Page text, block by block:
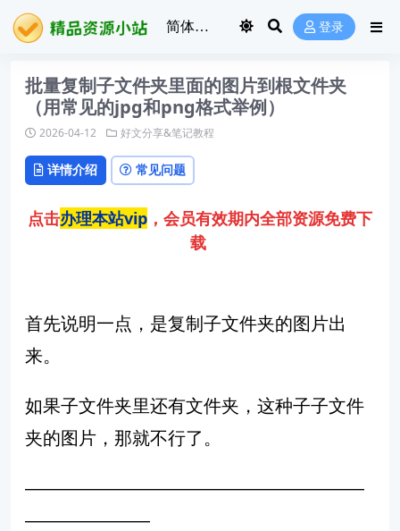
登录
批量复制子文件夹里面的图片到根文件夹
（用常见的jpg和png格式举例）
2026-04-12 好文分享&笔记教程
详情介绍 常见问题
点击办理本站vip ，会员有效期内全部资源免费下
载
首先说明一点，是复制子文件夹的图片出
来。
如果子文件夹里还有文件夹，这种子子文件
夹的图片，那就不行了。
———————————————————
———————